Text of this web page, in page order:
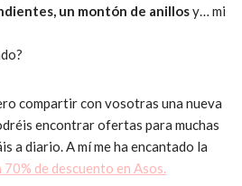
un montón de anillosy… mi
compartir con vosotras una nueva
encontrar ofertas para muchas
a diario. A mí me ha encantado la
de descuento en Asos.